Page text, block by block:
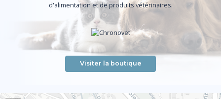
d'alimentation et de produits vétérinaires.
Visiter la boutique